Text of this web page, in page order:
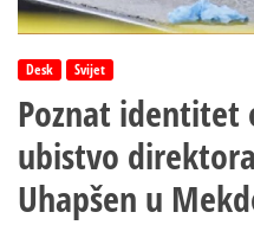
Desk Svijet
Poznat identitet
ubistvo
Uhapšen u